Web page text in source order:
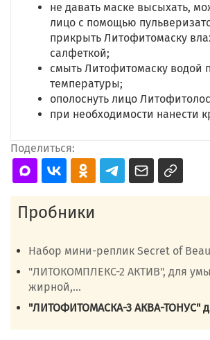
не давать маске высыхать,
лицо с помощью
прикрыть Литофитомаску
салфеткой;
смыть Литофитомаску водой
температуры;
ополоснуть лицо
при необходимости нанести
Поделиться:
Пробники
Набор мини-реплик Secret of
"ЛИТОКОМПЛЕКС-2 АКТИВ", для
жирной,...
"ЛИТОФИТОМАСКА-3 АКВА-ТОНУС"